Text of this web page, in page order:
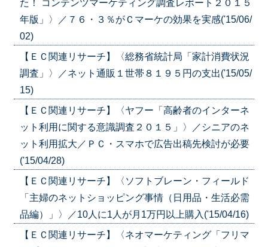
た！ コンテンツマーケティング調査レポート２０１５
年版」〉／７６・３％がＣマーケの効果を実感('15/06/
02)
【ＥＣ関連リサーチ】〈総務省統計局「家計消費状況
調査」〉／ネット通販１世帯８１９５円の支出('15/05/
15)
【ＥＣ関連リサーチ】〈ヤフー「高齢者のインターネ
ット利用に関する意識調査２０１５」〉／シニアのネ
ット利用拡大／ＰＣ・スマホで広告出稿先検討が必要
('15/04/28)
【ＥＣ関連リサーチ】〈ソフトブレーン・フィールド
「主婦のネットショッピング事情（日用品・生活必需
品編）」〉／10人に1人が月1万円以上購入('15/04/16)
【ＥＣ関連リサーチ】〈ネオマーケティング「フリマ